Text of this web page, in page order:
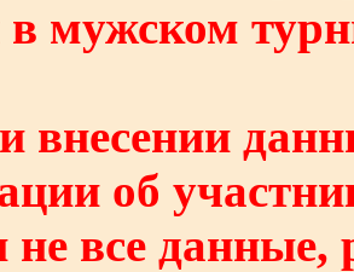
в мужском
внесении
об
не все